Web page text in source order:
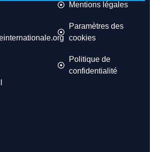
Mentions légales
Paramètres des
cookies
Politique de
confidentialité